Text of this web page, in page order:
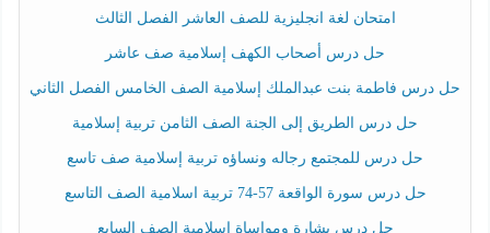
امتحان لغة انجليزية للصف العاشر الفصل الثالث
حل درس أصحاب الكهف إسلامية صف عاشر
حل درس فاطمة بنت عبدالملك إسلامية الصف الخامس الفصل الثاني
حل درس الطريق إلى الجنة الصف الثامن تربية إسلامية
حل درس للمجتمع رجاله ونساؤه تربية إسلامية صف تاسع
حل درس سورة الواقعة 57-74 تربية اسلامية الصف التاسع
حل درس بشارة ومواساة إسلامية الصف السابع